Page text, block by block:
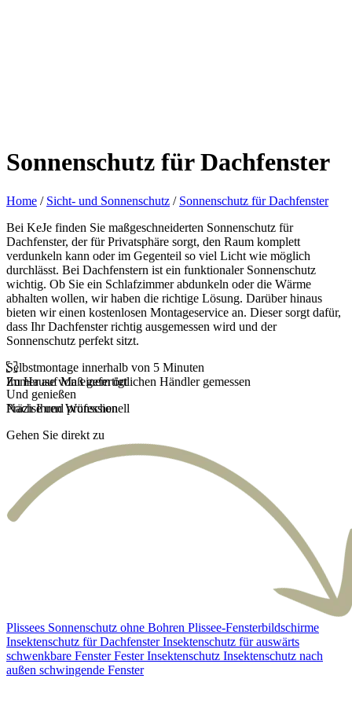
Sonnenschutz für Dachfenster
Home / Sicht- und Sonnenschutz / Sonnenschutz für Dachfenster
Bei KeJe finden Sie maßgeschneiderten Sonnenschutz für
Dachfenster, der für Privatsphäre sorgt, den Raum komplett
verdunkeln kann oder im Gegenteil so viel Licht wie möglich
durchlässt. Bei Dachfenstern ist ein funktionaler Sonnenschutz
wichtig. Ob Sie ein Schlafzimmer abdunkeln oder die Wärme
abhalten wollen, wir haben die richtige Lösung. Darüber hinaus
bieten wir einen kostenlosen Montageservice an. Dieser sorgt dafür,
dass Ihr Dachfenster richtig ausgemessen wird und der
Sonnenschutz perfekt sitzt.
Selbstmontage innerhalb von 5 Minuten
Und genießen
Zu Hause von einem örtlichen Händler gemessen
Präzise und professionell
Immer auf Maß gefertigt
Nach Ihren Wünschen
Gehen Sie direkt zu
Plissees Sonnenschutz ohne Bohren Plissee-Fensterbildschirme
Insektenschutz für DachfensterInsektenschutz für auswärts
schwenkbare FensterFester Insektenschutz Insektenschutz nach
außen schwingende Fenster